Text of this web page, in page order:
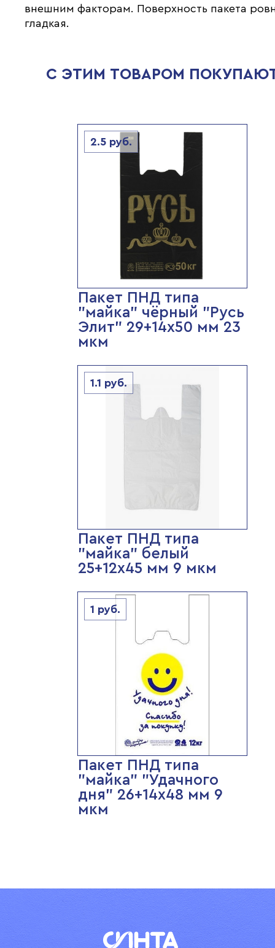
внешним факторам. Поверхность пакета
гладкая.
С ЭТИМ ТОВАРОМ
2.5руб.
Пакет ПНД типа
"майка" чёрный "Русь
Элит" 29+14х50 мм 23
мкм
1.1 руб.
Пакет ПНД типа
"майка" белый
25+12х45 мм 9 мкм
1 руб.
Пакет ПНД типа
"майка" "Удачного
дня" 26+14х48 мм 9
мкм